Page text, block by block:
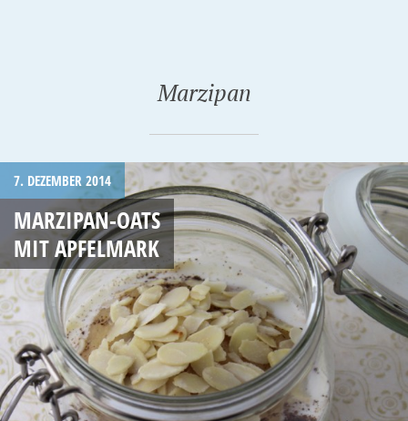
Marzipan
7. DEZEMBER 2014
MARZIPAN-OATS
MIT APFELMARK